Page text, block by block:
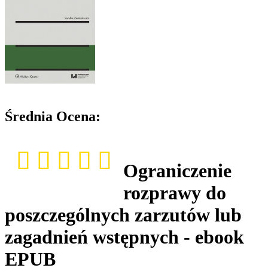
Średnia Ocena:
Ograniczenie
rozprawy do
poszczególnych zarzutów lub
zagadnień wstępnych - ebook
EPUB